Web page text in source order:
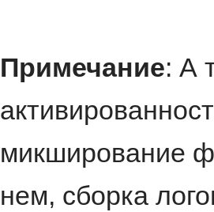
Примечание: А
микширование
нем, сборка